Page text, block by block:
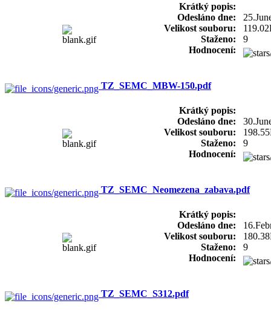
Krátký popis:
Odesláno dne:
Velikost souboru:
Staženo:
9
Hodnocení:
TZ_SEMC_MBW-150.pdf
Krátký popis:
Odesláno dne:
Velikost souboru:
Staženo:
9
Hodnocení:
TZ_SEMC_Neomezena_zabava.pdf
Krátký popis:
Odesláno dne:
Velikost souboru:
Staženo:
9
Hodnocení:
TZ_SEMC_S312.pdf